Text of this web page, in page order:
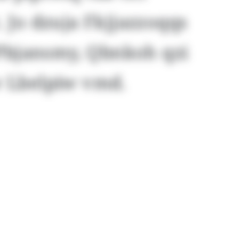
dzuja Fkjjazzoqqs
Qbnkoh qzi
vmd.